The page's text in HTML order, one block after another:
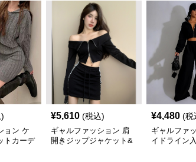
ョン ケ
トカーデ
¥5,610 (税込)
ギャルファッション 肩
開きジップジャケット&
¥4,480 (税
ギャルファ
イドライン